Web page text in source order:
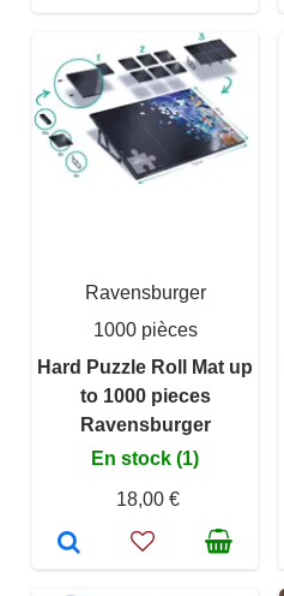
Ravensburger
1000 pièces
Hard Puzzle Roll Mat up
to 1000 pieces
Ravensburger
En stock (1)
18,00 €